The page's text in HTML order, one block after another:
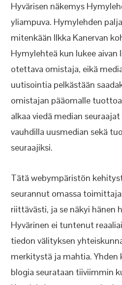
Hyvärisen näkemys
yliampuva. Hymylehden
mitenkään Ilkka Kanervan
Hymylehteä kun lukee aivan
otettava omistaja, eikä
uutisointia pelkästään
omistajan pääomalle
alkaa viedä median
vauhdilla uusmedian sekä
seuraajiksi.
Tätä webympäristön
seurannut omassa
riittävästi, ja se näkyi hänen
Hyvärinen ei tuntenut
tiedon välityksen
merkitystä ja mahtia. Yhden
blogia seurataan tiiviimmin